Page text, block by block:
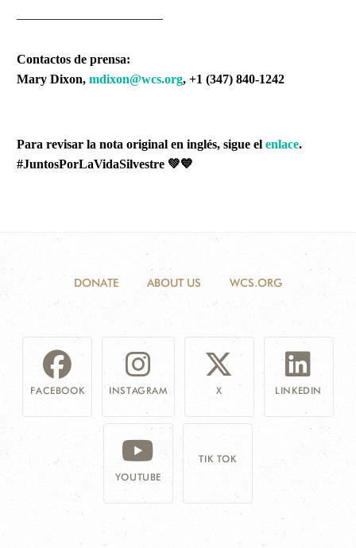
Contactos de prensa:
Mary Dixon, mdixon@wcs.org, +1 (347) 840-1242
Para revisar la nota original en inglés, sigue el enlace.
#JuntosPorLaVidaSilvestre 💚💙
DONATE ABOUT US WCS.ORG
FACEBOOK INSTAGRAM X LINKEDIN
YOUTUBE
TIK TOK